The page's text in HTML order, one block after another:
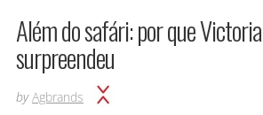
Além do safári: por que
surpreendeu
by Agbrands